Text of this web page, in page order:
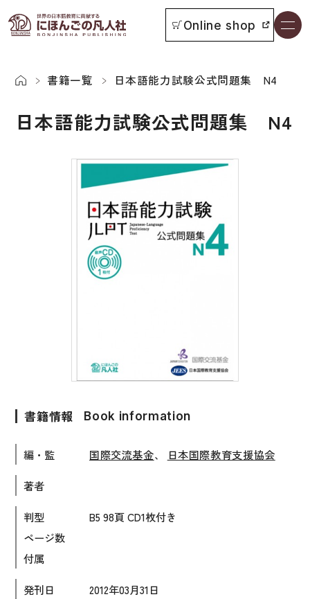
書籍一覧
お知らせ
イベント
よくあるご質問
付属物の使い方について
教科書採用について
原稿・企画の持ち込みについて
その他の質問
わたしたちについて
お問い合わせ
書店様向け
Online shop
本をさがす
日本語学習者用教科書
ビジネスパーソン・研修生向け
短期滞在者向け
発音・聴解
会話
語彙・表現
表記（かな・漢字）
練習問題
日本語能力試験対策
日本留学試験対策
書籍一覧 日本語能力試験公式問題集 N4
日本語能力試験公式問題集 N4
書籍情報 Book information
編・監 国際交流基金、 日本国際教育支援協会
著者
判型
ページ数
付属
B5 98頁 CD1枚付き
発刊日 2012年03月31日